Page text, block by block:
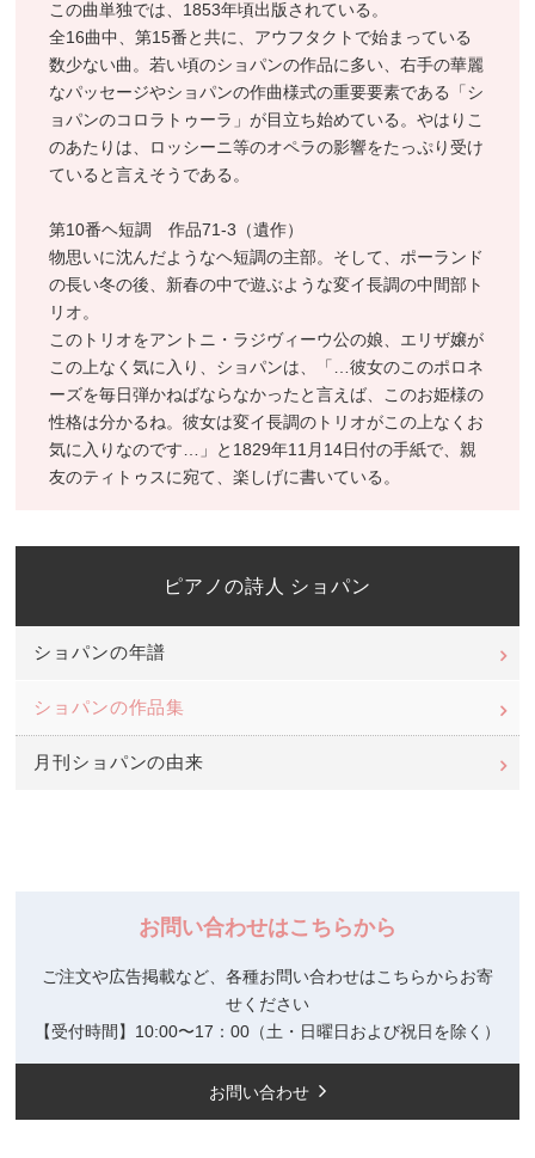
この曲単独では、1853年頃出版されている。
全16曲中、第15番と共に、アウフタクトで始まっている
数少ない曲。若い頃のショパンの作品に多い、右手の華麗
なパッセージやショパンの作曲様式の重要要素である「シ
ョパンのコロラトゥーラ」が目立ち始めている。やはりこ
のあたりは、ロッシーニ等のオペラの影響をたっぷり受け
ていると言えそうである。
第10番ヘ短調 作品71-3（遺作）
物思いに沈んだようなヘ短調の主部。そして、ポーランド
の長い冬の後、新春の中で遊ぶような変イ長調の中間部ト
リオ。
このトリオをアントニ・ラジヴィーウ公の娘、エリザ嬢が
この上なく気に入り、ショパンは、「…彼女のこのポロネ
ーズを毎日弾かねばならなかったと言えば、このお姫様の
性格は分かるね。彼女は変イ長調のトリオがこの上なくお
気に入りなのです…」と1829年11月14日付の手紙で、親
友のティトゥスに宛て、楽しげに書いている。
ピアノの詩人 ショパン
ショパンの年譜
ショパンの作品集
月刊ショパンの由来
お問い合わせはこちらから
ご注文や広告掲載など、各種お問い合わせはこちらからお寄
せください
【受付時間】10:00〜17：00（土・日曜日および祝日を除く）
お問い合わせ